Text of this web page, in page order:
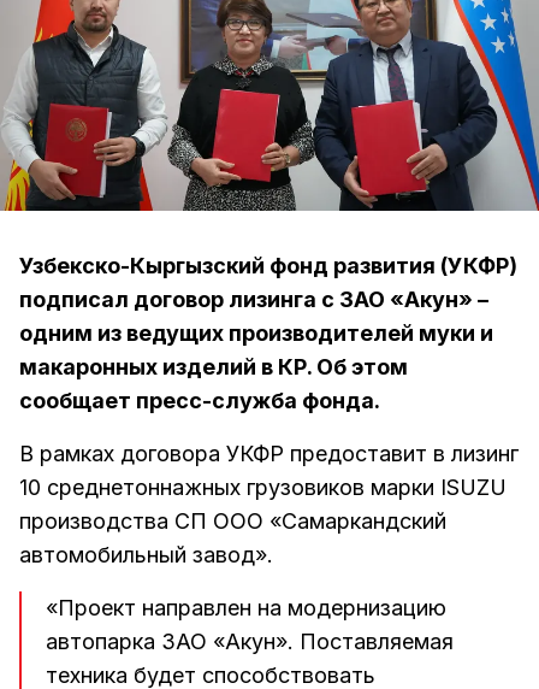
Узбекско-Кыргызский фонд развития (УКФР)
подписал договор лизинга с ЗАО «Акун» –
одним из ведущих производителей муки и
макаронных изделий в КР. Об этом
сообщает пресс-служба фонда.
В рамках договора УКФР предоставит в лизинг
10 среднетоннажных грузовиков марки ISUZU
производства СП ООО «Самаркандский
автомобильный завод».
«Проект направлен на модернизацию
автопарка ЗАО «Акун». Поставляемая
техника будет способствовать